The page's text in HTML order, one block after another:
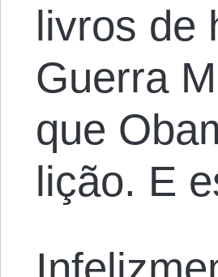
livros de
Guerra
que
lição. E